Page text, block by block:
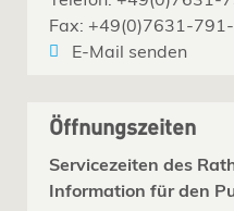
Fax: +49(0)7631-
E-Mail senden
Öffnungszeiten
Servicezeiten des
Information für den